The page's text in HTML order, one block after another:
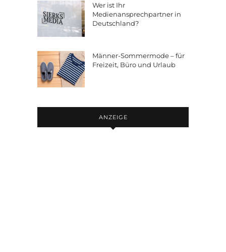
Wer ist Ihr
Medienansprechpartner in
Deutschland?
Männer-Sommermode – für
Freizeit, Büro und Urlaub
ANZEIGE